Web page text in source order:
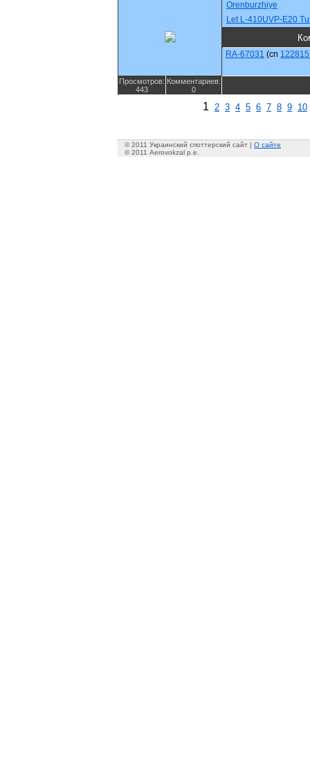
Orenburzhiye
Let L-410UVP-E20
RA-67031 (cn
Просмотров:
443
Комментариев:
0
1 2 3 4 5 6 7 8 9 10
© 2011 Украинский споттерский сайт | О сайте
© 2011 Aerovokzal p.e.